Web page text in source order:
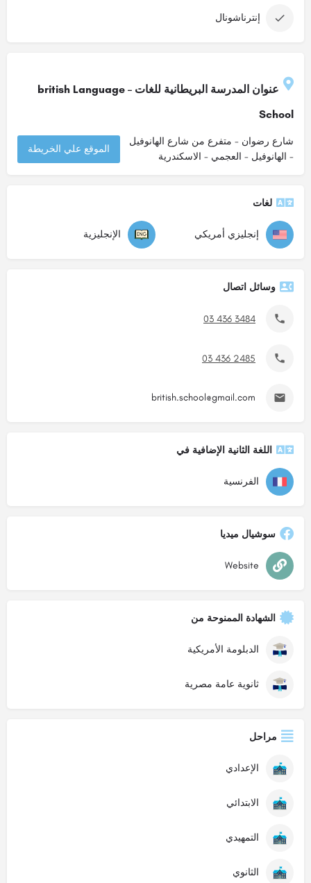
إنترناشونال
عنوان المدرسة البريطانية للغات – british Language
School
شارع رضوان - متفرع من شارع الهانوفيل
- الهانوفيل - العجمي - الاسكندرية
الموقع علي الخريطة
لغات
إنجليزي أمريكي الإنجليزية
وسائل اتصال
03 436 3484
03 436 2485
british.school@gmail.com
اللغة الثانية الإضافية في
الفرنسية
سوشيال ميديا
Website
الشهادة الممنوحة من
الدبلومة الأمريكية
ثانوية عامة مصرية
مراحل
الإعدادي
الابتدائي
التمهيدي
الثانوي